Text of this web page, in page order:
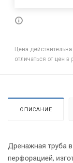
Цена
отличаться от цен
ОПИСАНИЕ
Дренажная труба
перфорацией,